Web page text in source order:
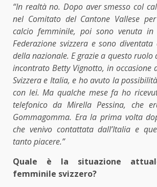
“In realtà no. Dopo aver smesso col
nel Comitato del Cantone Vallese
calcio femminile, poi sono venuta
Federazione svizzera e sono diventata
della nazionale. E grazie a questo ruolo
incontrato Betty Vignotto, in
Svizzera e Italia, e ho avuto la
con lei. Ma qualche mese fa ho
telefonico da Mirella Pessina, che
Gommagomma. Era la prima volta
che venivo contattata dall’Italia e
tanto piacere.”
Quale è la situazione
femminile svizzero?